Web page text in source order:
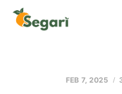
FEB 7, 2025